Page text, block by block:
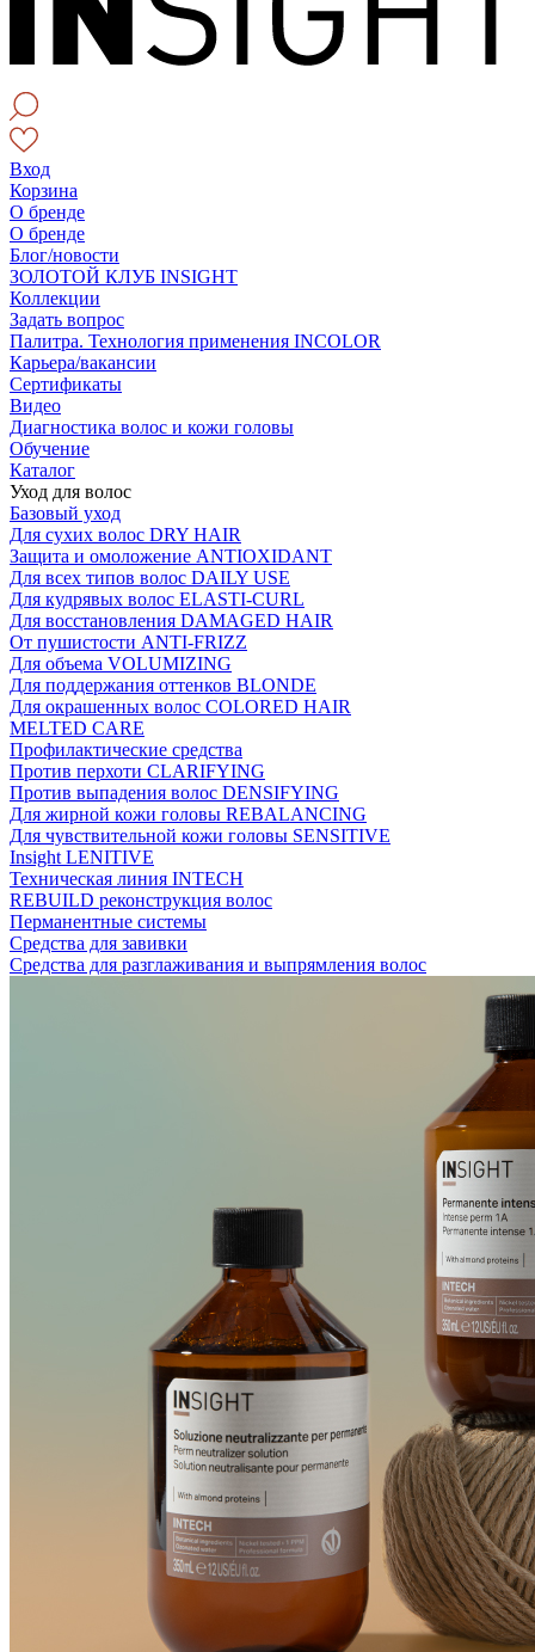
Вход
Корзина
О бренде
О бренде
Блог/новости
ЗОЛОТОЙ КЛУБ INSIGHT
Коллекции
Задать вопрос
Палитра. Технология применения INCOLOR
Карьера/вакансии
Сертификаты
Видео
Диагностика волос и кожи головы
Обучение
Каталог
Уход для волос
Базовый уход
Для сухих волос DRY HAIR
Защита и омоложение ANTIOXIDANT
Для всех типов волос DAILY USE
Для кудрявых волос ELASTI-CURL
Для восстановления DAMAGED HAIR
От пушистости ANTI-FRIZZ
Для объема VOLUMIZING
Для поддержания оттенков BLONDE
Для окрашенных волос COLORED HAIR
MELTED CARE
Профилактические средства
Против перхоти CLARIFYING
Против выпадения волос DENSIFYING
Для жирной кожи головы REBALANCING
Для чувствительной кожи головы SENSITIVE
Insight LENITIVE
Техническая линия INTECH
REBUILD реконструкция волос
Перманентные системы
Средства для завивки
Средства для разглаживания и выпрямления волос